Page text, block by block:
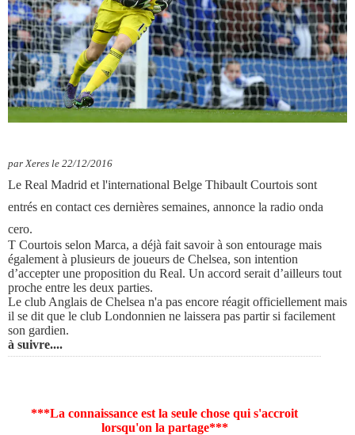
par Xeres le 22/12/2016
Le Real Madrid et l'international Belge Thibault Courtois sont
entrés en contact ces dernières semaines, annonce la radio onda
cero.
T Courtois selon Marca, a déjà fait savoir à son entourage mais
également à plusieurs de joueurs de Chelsea, son intention
d’accepter une proposition du Real. Un accord serait d’ailleurs tout
proche entre les deux parties.
Le club Anglais de Chelsea n'a pas encore réagit officiellement mais
il se dit que le club Londonnien ne laissera pas partir si facilement
son gardien.
à suivre....
***La connaissance est la seule chose qui s'accroit
lorsqu'on la partage***